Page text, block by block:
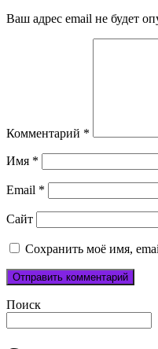
Ваш адрес email не будет
Комментарий *
Имя *
Email *
Сайт
Сохранить моё имя,
Поиск